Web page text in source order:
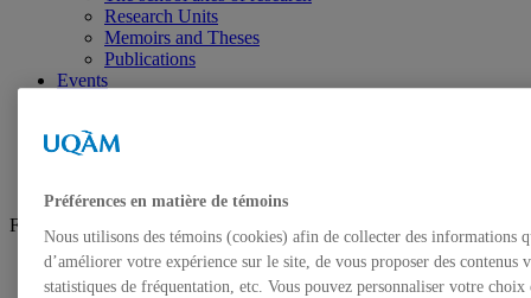
Research Units
Memoirs and Theses
Publications
Events
Contact Us
Follow Us
Facebook
Instagram
Préférences en matière de témoins
Nous utilisons des témoins (cookies) afin de collecter des informations
d’améliorer votre expérience sur le site, de vous proposer des contenus
statistiques de fréquentation, etc. Vous pouvez personnaliser votre choix